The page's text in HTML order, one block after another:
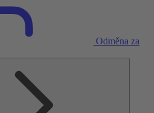
Odměna za